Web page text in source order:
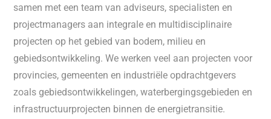
samen met een team van adviseurs, specialisten en
projectmanagers aan integrale en multidisciplinaire
projecten op het gebied van bodem, milieu en
gebiedsontwikkeling. We werken veel aan projecten voor
provincies, gemeenten en industriële opdrachtgevers
zoals gebiedsontwikkelingen, waterbergingsgebieden en
infrastructuurprojecten binnen de energietransitie.